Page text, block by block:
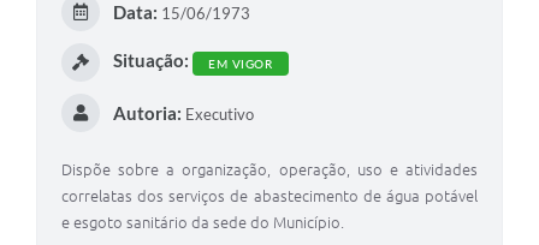
Data: 15/06/1973
Situação: EM VIGOR
Autoria: Executivo
Dispõe sobre a organização, operação, uso e atividades
correlatas dos serviços de abastecimento de água potável
e esgoto sanitário da sede do Município.